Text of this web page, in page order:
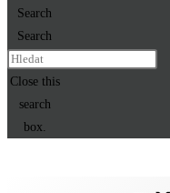
Search
Search
Close this
search
box.